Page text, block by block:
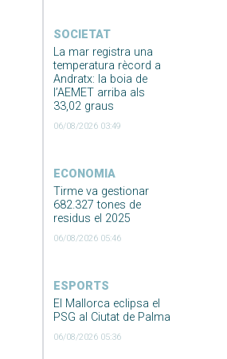
SOCIETAT
La mar registra una
temperatura rècord a
Andratx: la boia de
l’AEMET arriba als
33,02 graus
06/08/2026 03:49
ECONOMIA
Tirme va gestionar
682.327 tones de
residus el 2025
06/08/2026 05:46
ESPORTS
El Mallorca eclipsa el
PSG al Ciutat de Palma
06/08/2026 05:36